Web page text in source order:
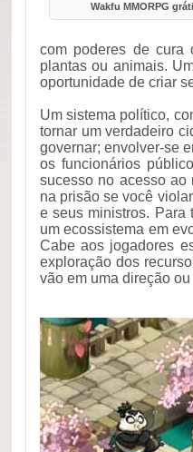
Wakfu MMORPG
com poderes de cura
plantas ou animais.
oportunidade de criar
Um sistema político,
tornar um verdadeiro
governar; envolver-se
os funcionários
sucesso no acesso ao
na prisão se você
e seus ministros. Para
um ecossistema em
Cabe aos jogadores
exploração dos
vão em uma direção ou